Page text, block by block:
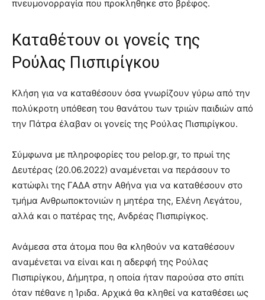
πνευμονορραγία που προκληθηκε στο βρέφος.
Καταθέτουν οι γονείς της
Ρούλας Πισπιρίγκου
Κλήση για να καταθέσουν όσα γνωρίζουν γύρω από την
πολύκροτη υπόθεση του θανάτου των τριών παιδιών από
την Πάτρα έλαβαν οι γονείς της Ρούλας Πισπιρίγκου.
Σύμφωνα με πληροφορίες του pelop.gr, το πρωί της
Δευτέρας (20.06.2022) αναμένεται να περάσουν το
κατώφλι της ΓΑΔΑ στην Αθήνα για να καταθέσουν στο
τμήμα Ανθρωποκτονιών η μητέρα της, Ελένη Λεγάτου,
αλλά και ο πατέρας της, Ανδρέας Πισπιρίγκος.
Ανάμεσα στα άτομα που θα κληθούν να καταθέσουν
αναμένεται να είναι και η αδερφή της Ρούλας
Πισπιρίγκου, Δήμητρα, η οποία ήταν παρούσα στο σπίτι
όταν πέθανε η Ίριδα. Αρχικά θα κληθεί να καταθέσει ως